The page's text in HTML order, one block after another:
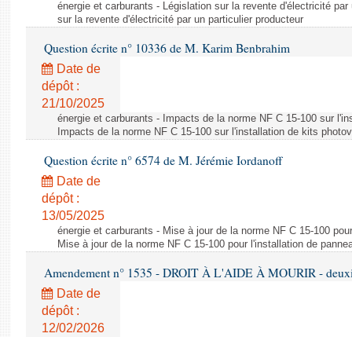
énergie et carburants - Législation sur la revente d'électricité
sur la revente d'électricité par un particulier producteur
Question écrite n° 10336 de M. Karim Benbrahim
Date de
dépôt :
21/10/2025
énergie et carburants - Impacts de la norme NF C 15-100 sur
Impacts de la norme NF C 15-100 sur l'installation de kits
Question écrite n° 6574 de M. Jérémie Iordanoff
Date de
dépôt :
13/05/2025
énergie et carburants - Mise à jour de la norme NF C 15-100
Mise à jour de la norme NF C 15-100 pour l'installation de
Amendement n° 1535 - DROIT À L'AIDE À MOURIR -
Date de
dépôt :
12/02/2026